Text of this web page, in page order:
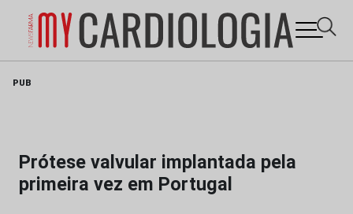
PUB
Prótese valvular implantada pela
primeira vez em Portugal